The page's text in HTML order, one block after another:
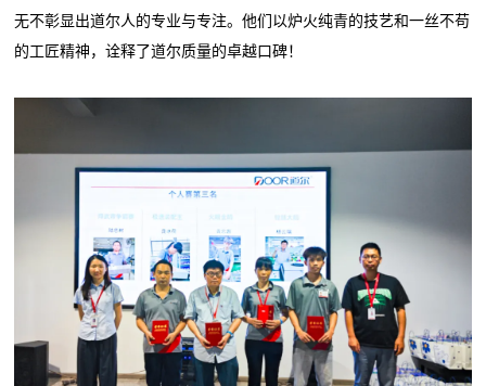
无不彰显出道尔人的专业与专注。他们以炉火纯青的技艺和一丝不苟
的工匠精神，诠释了道尔质量的卓越口碑！